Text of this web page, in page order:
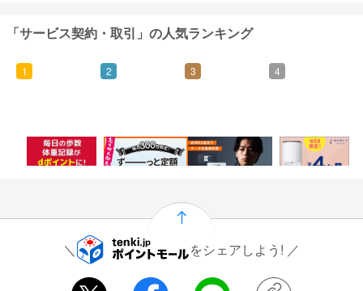
「サービス契約・取引」の人気ランキング
1
500ポイント
2
5,000ポイント
3
5,000 ポイント
4
7,000ポイント
をシェアしよう!